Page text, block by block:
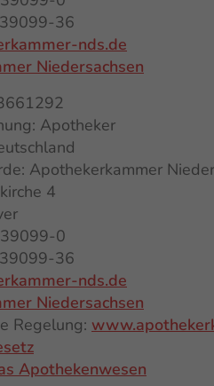
36
nds.de
Niedersachsen
Apotheker
Apothekerkammer
4
0
36
nds.de
Niedersachsen
Regelung:
Apothekenwesen